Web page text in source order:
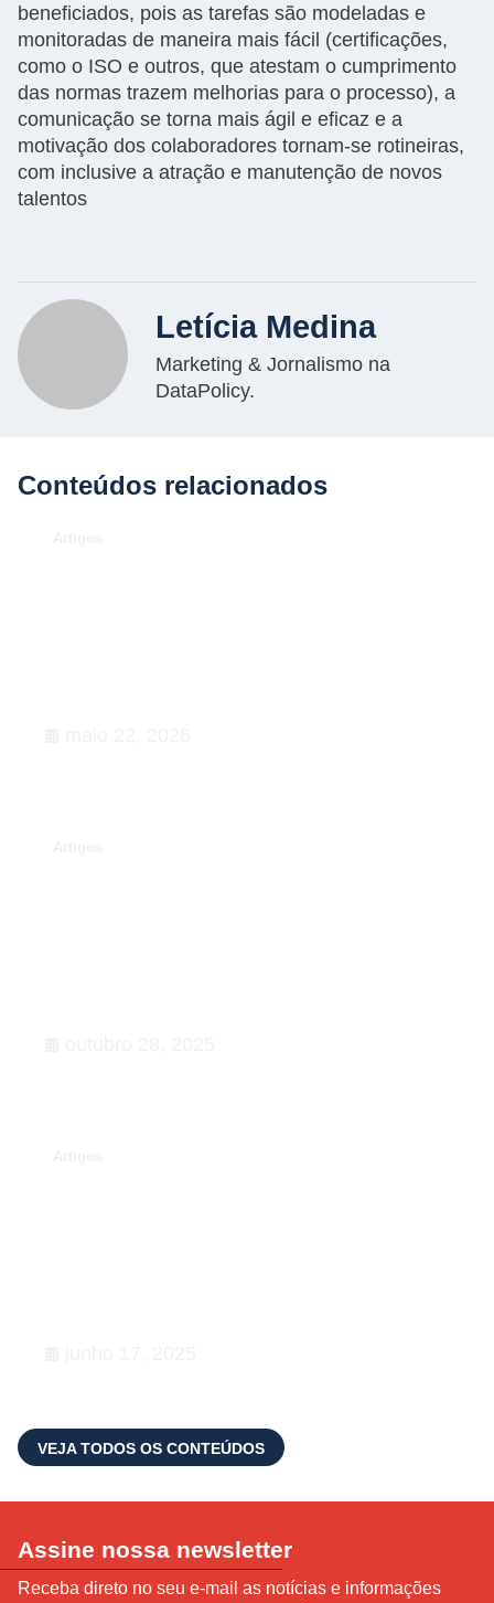
beneficiados, pois as tarefas são modeladas e
monitoradas de maneira mais fácil (certificações,
como o ISO e outros, que atestam o cumprimento
das normas trazem melhorias para o processo), a
comunicação se torna mais ágil e eficaz e a
motivação dos colaboradores tornam-se rotineiras,
com inclusive a atração e manutenção de novos
talentos
Letícia Medina
Marketing & Jornalismo na
DataPolicy.
Conteúdos relacionados
VEJA TODOS OS CONTEÚDOS
Assine nossa newsletter
Receba direto no seu e-mail as notícias e informações